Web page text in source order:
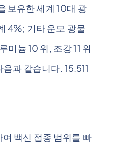
보유한 세계 10대 광
4%; 기타 운모 광물
미늄 10 위, 조강 11 위
과 같습니다. 15.511
백신 접종 범위를 빠